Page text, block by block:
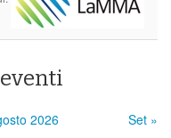
2026
Set »